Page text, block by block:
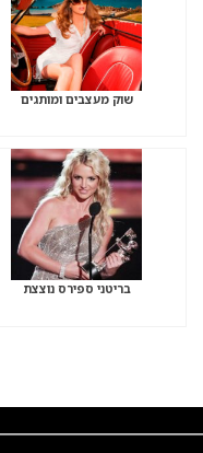
שוק מעצבים ומותגים
בריטני ספירס נוצצת